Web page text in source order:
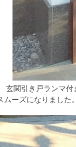
関引き戸ランマ
ムーズになりました